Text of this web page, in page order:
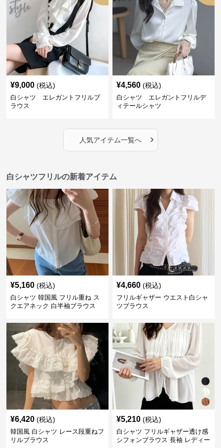
¥9,000 (税込)
白シャツ エレガントフリルブ
ラウス
¥4,560 (税込)
白シャツ エレガントフリルデ
ィテールシャツ
人気アイテム一覧へ ›
白シャツフリルの新着アイテム
¥5,160 (税込)
白シャツ 韓国風 フリル重ね ス
クエアネック 白半袖ブラウス
¥4,660 (税込)
フリルギャザー ウエスト白シャ
ツブラウス
¥6,420 (税込)
韓国風 白シャツ レース段重ねフ
リルブラウス
¥5,210 (税込)
白シャツ フリルギャザー透け感
シフォンブラウス 長袖 レディー